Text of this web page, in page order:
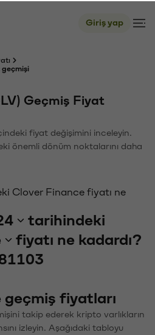
Giriş yap
geçmişi
Geçmiş Fiyat
fiyat değişimini inceleyin.
önemli dönüm noktalarını daha
Clover Finance fiyatı ne
tarihindeki
fiyatı ne kadardı?
fiyatları
takip ederek kripto varlıkların
izleyin. Aşağıdaki tabloyu